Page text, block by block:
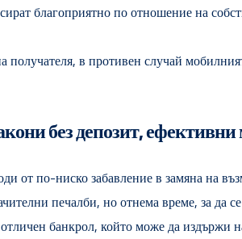
благоприятно по отношение на
получателя, в противен случай
без депозит,
от по-ниско забавление в замяна на
печалби, но отнема време, за да
банкрол, който може да издържи